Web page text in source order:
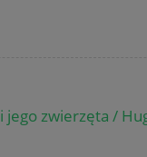
jego zwierzęta /